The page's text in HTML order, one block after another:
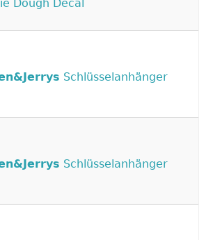
Dough Decal
Schlüsselanhänger
Schlüsselanhänger